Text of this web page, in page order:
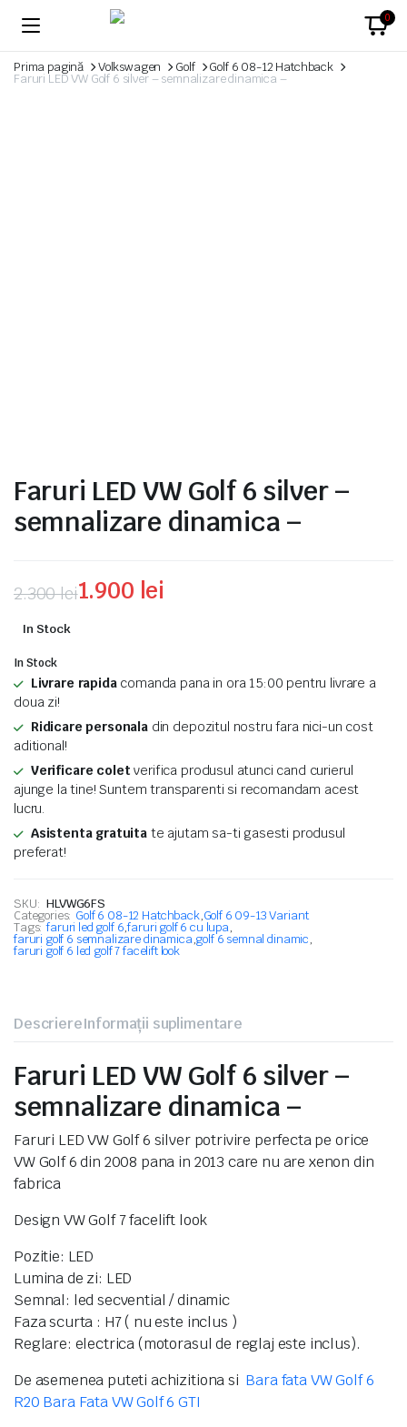
0
Prima pagină Volkswagen Golf Golf 6 08-12 Hatchback
Faruri LED VW Golf 6 silver – semnalizare dinamica –
Faruri LED VW Golf 6 silver –
semnalizare dinamica –
2.300lei
Prețul
a
fost:
2.300 lei.
1.900 lei
Prețul
este:
1.900 lei.
In Stock
In Stock
Livrare rapidacomanda pana in ora 15:00 pentru livrare a
doua zi!
Ridicare personaladin depozitul nostru fara nici-un cost
aditional!
Verificare colet verifica produsul atunci cand curierul
ajunge la tine! Suntem transparenti si recomandam acest
lucru.
Asistenta gratuitate ajutam sa-ti gasesti produsul
preferat!
SKU: HLVWG6FS
Categories: Golf 6 08-12 Hatchback,Golf 6 09-13 Variant
Tags: faruri led golf 6,faruri golf 6 cu lupa,
faruri golf 6 semnalizare dinamica,golf 6 semnal dinamic,
faruri golf 6 led golf 7 facelift look
DescriereInformații suplimentare
Faruri LED VW Golf 6 silver –
semnalizare dinamica –
Faruri LED VW Golf 6 silver potrivire perfecta pe orice
VW Golf 6 din 2008 pana in 2013 care nu are xenon din
fabrica
Design VW Golf 7 facelift look
Pozitie: LED
Lumina de zi: LED
Semnal: led secvential / dinamic
Faza scurta : H7 ( nu este inclus )
Reglare: electrica (motorasul de reglaj este inclus).
De asemenea puteti achizitiona si Bara fata VW Golf 6
R20 Bara Fata VW Golf 6 GTI